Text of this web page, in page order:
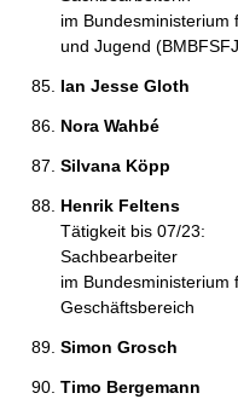
im Bundesministerium
und Jugend
Ian Jesse Gloth
Nora Wahbé
Silvana Köpp
Henrik Feltens
Tätigkeit bis 07/23:
Sachbearbeiter
im Bundesministerium
Geschäftsbereich
Simon Grosch
Timo Bergemann